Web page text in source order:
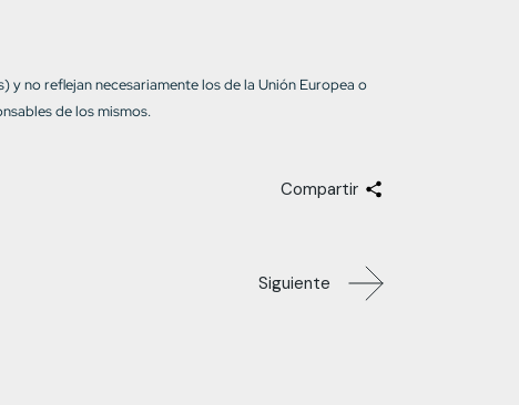
no reflejan necesariamente los de la Unión Europea o
de los mismos.
Compartir
Siguiente